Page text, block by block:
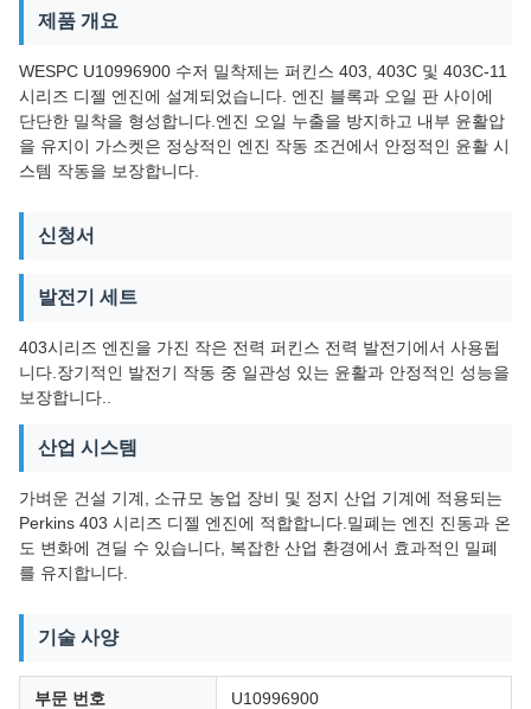
제품 개요
WESPC U10996900 수저 밀착제는 퍼킨스 403, 403C 및 403C-11
시리즈 디젤 엔진에 설계되었습니다. 엔진 블록과 오일 판 사이에
단단한 밀착을 형성합니다.엔진 오일 누출을 방지하고 내부 윤활압
을 유지이 가스켓은 정상적인 엔진 작동 조건에서 안정적인 윤활 시
스템 작동을 보장합니다.
신청서
발전기 세트
403시리즈 엔진을 가진 작은 전력 퍼킨스 전력 발전기에서 사용됩
니다.장기적인 발전기 작동 중 일관성 있는 윤활과 안정적인 성능을
보장합니다..
산업 시스템
가벼운 건설 기계, 소규모 농업 장비 및 정지 산업 기계에 적용되는
Perkins 403 시리즈 디젤 엔진에 적합합니다.밀폐는 엔진 진동과 온
도 변화에 견딜 수 있습니다, 복잡한 산업 환경에서 효과적인 밀폐
를 유지합니다.
기술 사양
부문 번호 U10996900